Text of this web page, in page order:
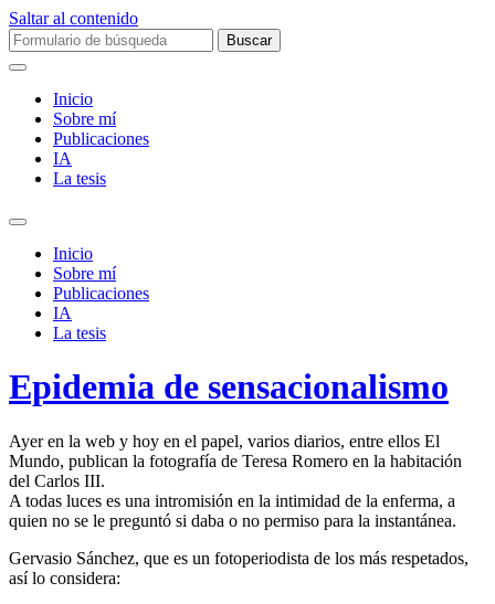
Saltar al contenido
Buscar:
Inicio
Sobre mí­
Publicaciones
IA
La tesis
Alternar
campo
búsqueda
Inicio
Sobre mí­
Publicaciones
IA
La tesis
Epidemia de sensacionalismo
Ayer en la web y hoy en el papel, varios diarios, entre ellos El
Mundo, publican la fotografía de Teresa Romero en la habitación
del Carlos III.
A todas luces es una intromisión en la intimidad de la enferma, a
quien no se le preguntó si daba o no permiso para la instantánea.
Gervasio Sánchez, que es un fotoperiodista de los más respetados,
así lo considera: